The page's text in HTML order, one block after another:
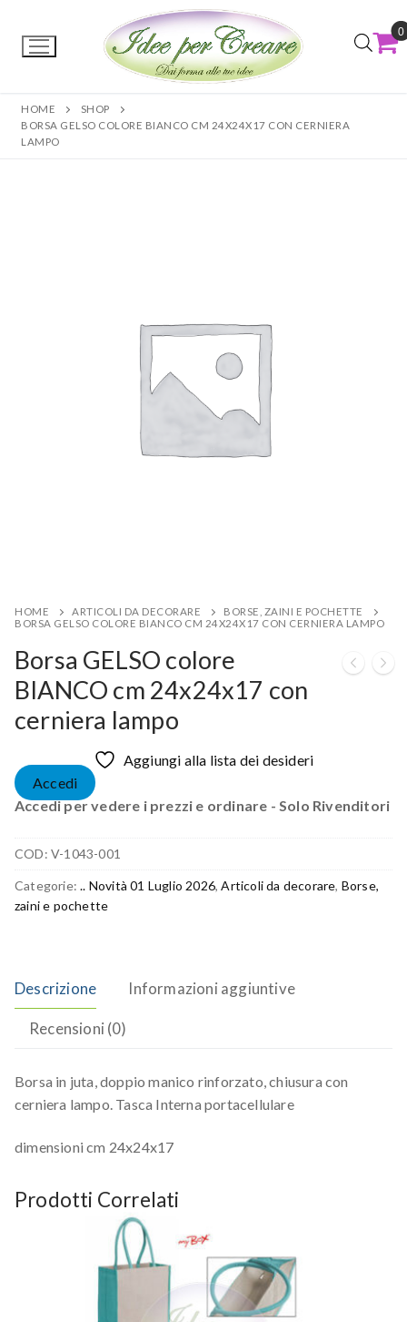
0
HOME
SHOP
BORSA GELSO COLORE BIANCO CM 24X24X17 CON CERNIERA
LAMPO
HOME ARTICOLI DA DECORARE
BORSE, ZAINI E POCHETTE
BORSA GELSO COLORE BIANCO CM 24X24X17 CON CERNIERA LAMPO
Borsa GELSO colore
BIANCO cm 24x24x17 con
cerniera lampo
Aggiungi alla lista dei desideri
Accedi
Accedi per vedere i prezzi e ordinare - Solo Rivenditori
COD: V-1043-001
Categorie:.. Novità 01 Luglio 2026,Articoli da decorare, Borse,
zaini e pochette
Descrizione Informazioni aggiuntive
Recensioni (0)
Borsa in juta, doppio manico rinforzato, chiusura con
cerniera lampo. Tasca Interna portacellulare
dimensioni cm 24x24x17
Prodotti Correlati